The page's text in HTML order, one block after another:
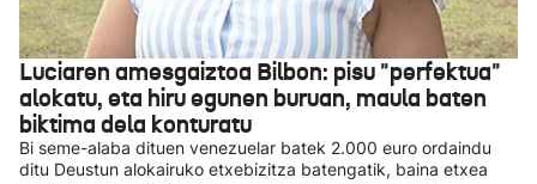
Luciaren amesgaiztoa Bilbon: pisu "perfektua"
alokatu, eta hiru egunen buruan, maula baten
biktima dela konturatu
Bi seme-alaba dituen venezuelar batek 2.000 euro ordaindu
ditu Deustun alokairuko etxebizitza batengatik, baina etxea